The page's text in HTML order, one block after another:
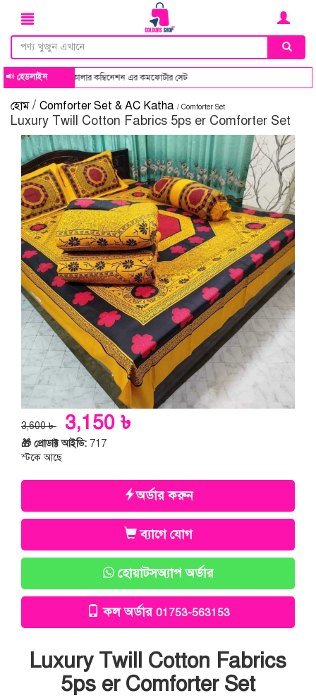
হেডলাইনএর কমফোর্টার সেট
হোম / Comforter Set & AC Katha / Comforter Set
Luxury Twill Cotton Fabrics 5ps er Comforter Set
3,600 ৳ 3,150 ৳
🎁 প্রোডাক্ট আইডি: 717
স্টকে আছে
অর্ডার করুন
ব্যাগে যোগ
হোয়াটসঅ্যাপ অর্ডার
কল অর্ডার 01753-563153
Luxury Twill Cotton Fabrics
5ps er Comforter Set